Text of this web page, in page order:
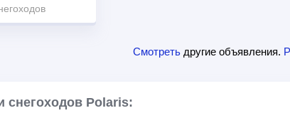
Смотретьдругие объявления.
снегоходов Polaris: